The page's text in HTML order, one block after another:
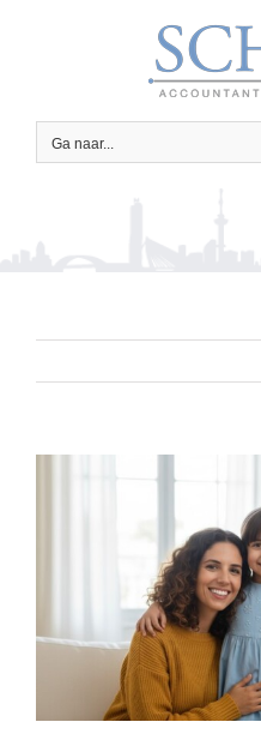
Ga naar...